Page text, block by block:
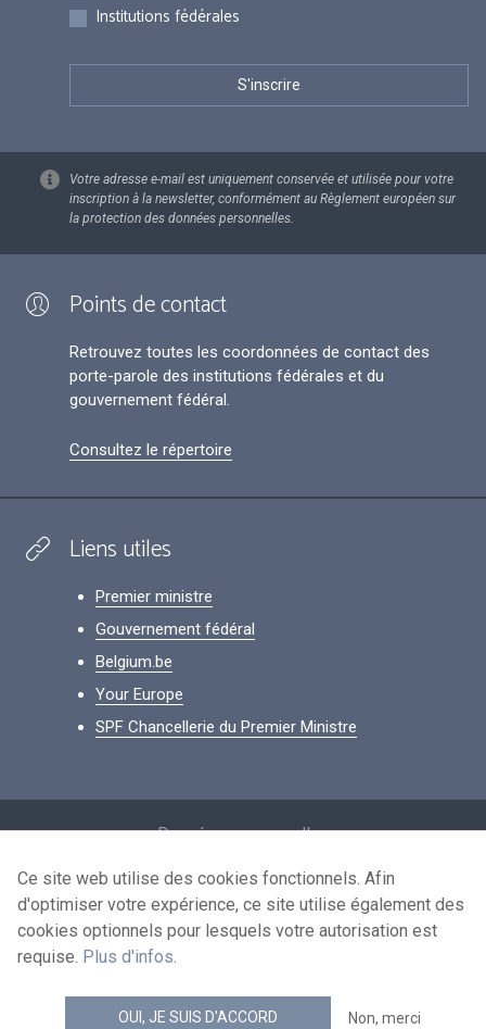
Institutions fédérales
Votre adresse e-mail est uniquement conservée et utilisée pour votre
inscription à la newsletter, conformément au Règlement européen sur
la protection des données personnelles.
Points de contact
Retrouvez toutes les coordonnées de contact des
porte-parole des institutions fédérales et du
gouvernement fédéral.
Consultez le répertoire
Liens utiles
Premier ministre
Gouvernement fédéral
Belgium.be
Your Europe
SPF Chancellerie du Premier Ministre
Données personnelles
Conditions de réutilisation
Contactez-nous
news.belgium flux RSS
Ce site web utilise des cookies fonctionnels. Afin
d'optimiser votre expérience, ce site utilise également des
cookies optionnels pour lesquels votre autorisation est
requise. Plus d'infos.
OUI, JE SUIS D'ACCORD Non, merci